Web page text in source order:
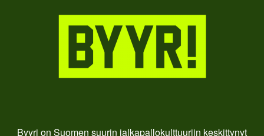
Byyri on Suomen suurin jalkapallokulttuuriin keskittynyt